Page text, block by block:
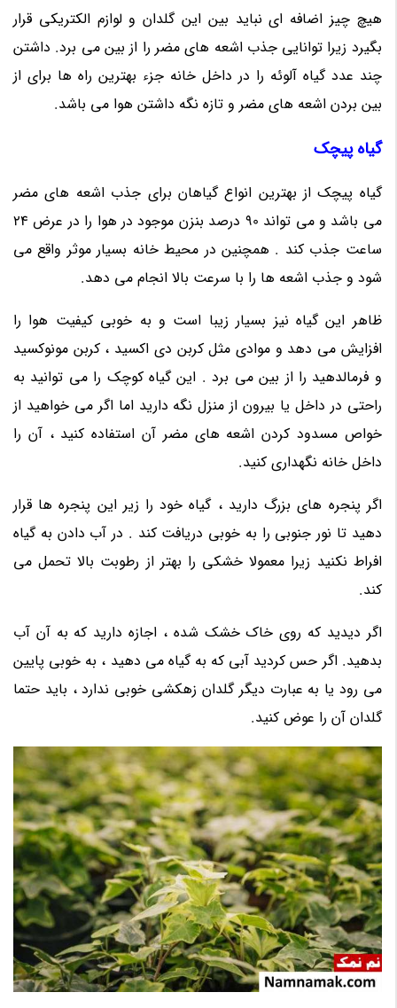
هیچ چیز اضافه ای نباید بین این گلدان و لوازم الکتریکی قرار
بگیرد زیرا توانایی جذب اشعه های مضر را از بین می برد. داشتن
چند عدد گیاه آلوئه را در داخل خانه جزء بهترین راه ها برای از
بین بردن اشعه های مضر و تازه نگه داشتن هوا می باشد.
گیاه پیچک
گیاه پیچک از بهترین انواع گیاهان برای جذب اشعه های مضر
می باشد و می تواند 90 درصد بنزن موجود در هوا را در عرض 24
ساعت جذب کند . همچنین در محیط خانه بسیار موثر واقع می
شود و جذب اشعه ها را با سرعت بالا انجام می دهد.
ظاهر این گیاه نیز بسیار زیبا است و به خوبی کیفیت هوا را
افزایش می دهد و موادی مثل کربن دی اکسید ، کربن مونوکسید
و فرمالدهید را از بین می برد . این گیاه کوچک را می توانید به
راحتی در داخل یا بیرون از منزل نگه دارید اما اگر می خواهید از
خواص مسدود کردن اشعه های مضر آن استفاده کنید ، آن را
داخل خانه نگهداری کنید.
اگر پنجره های بزرگ دارید ، گیاه خود را زیر این پنجره ها قرار
دهید تا نور جنوبی را به خوبی دریافت کند . در آب دادن به گیاه
افراط نکنید زیرا معمولا خشکی را بهتر از رطوبت بالا تحمل می
کند.
اگر دیدید که روی خاک خشک شده ، اجازه دارید که به آن آب
بدهید. اگر حس کردید آبی که به گیاه می دهید ، به خوبی پایین
می رود یا به عبارت دیگر گلدان زهکشی خوبی ندارد ، باید حتما
گلدان آن را عوض کنید.